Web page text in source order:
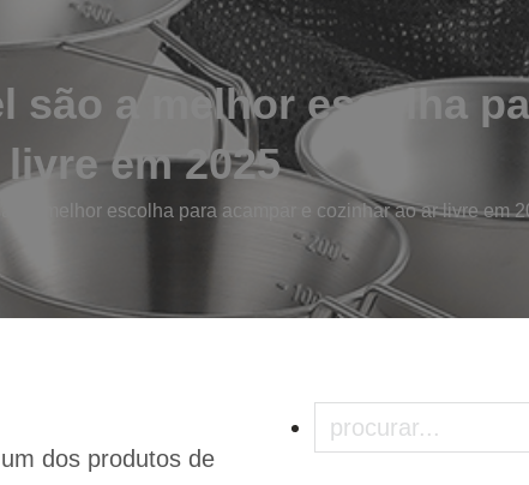
a melhor escolha
em 2025
a melhor escolha para acampar e cozinhar ao ar livre em
dos produtos de
Pesquisar